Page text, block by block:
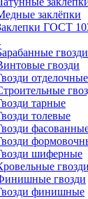
заклёпки
ГОСТ
гвозди
гвозди
отделочные
тарные
толевые
шиферные
гвозди
гвозди
финишные